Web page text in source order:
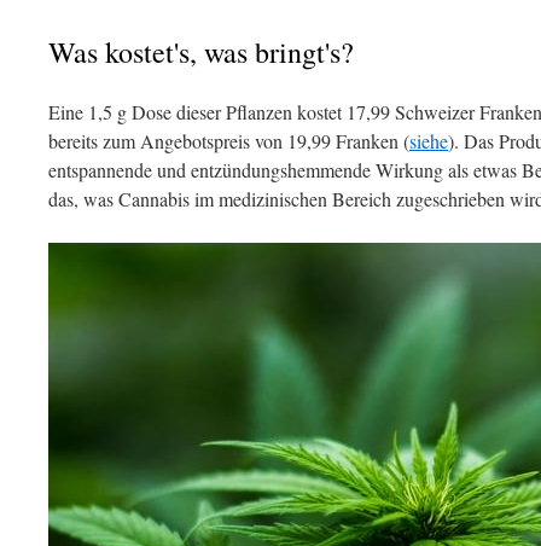
Was kostet's, was bringt's?
Eine 1,5 g Dose dieser Pflanzen kostet 17,99 Schweizer
bereits zum Angebotspreis von 19,99 Franken (siehe). Das
entspannende und entzündungshemmende Wirkung als etwas
das, was Cannabis im medizinischen Bereich zugeschrieben